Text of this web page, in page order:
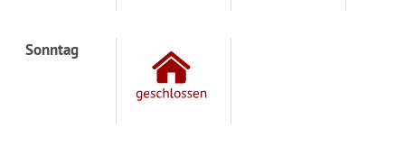
Sonntag